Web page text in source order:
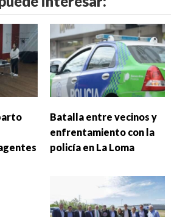
Batalla entre vecinos y
enfrentamiento con la
policía en La Loma